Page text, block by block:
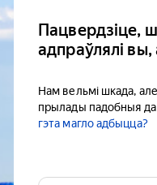
Пацвердзіце,
адпраўлялі
Нам вельмі шкада,
прылады падобныя
гэта магло адбыцца?